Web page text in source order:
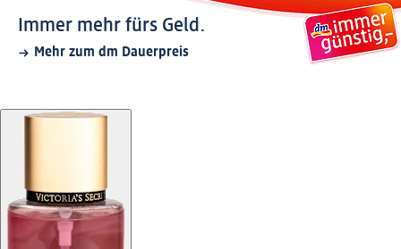
Immer mehr fürs Geld.
Mehr zum dm Dauerpreis